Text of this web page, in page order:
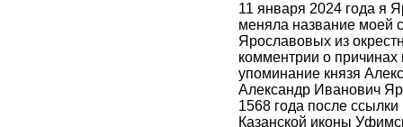
11 января 2024 года я
меняла название моей
Ярославовых из
комментрии о причинах
упоминание князя
Александр Иванович
1568 года после
Казанской иконы